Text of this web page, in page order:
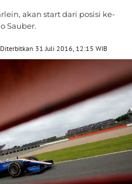
akan start dari posisi ke-
Sauber.
Diterbitkan 31 Juli 2016, 12:15 WIB